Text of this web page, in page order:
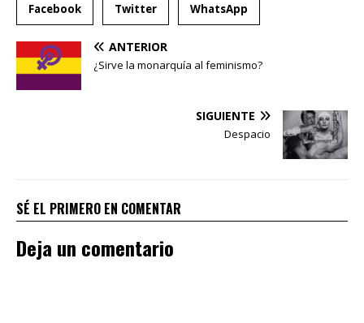
Facebook Twitter WhatsApp
ANTERIOR
¿Sirve la monarquía al feminismo?
SIGUIENTE
Despacio
SÉ EL PRIMERO EN COMENTAR
Deja un comentario